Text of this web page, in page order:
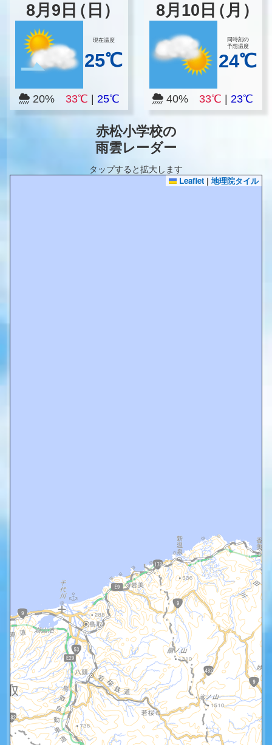
8月 9 日（日）
現在温度
25℃
20% 33℃ 25℃
8月 10 日（月）
同時刻の
予想温度
24℃
40%33℃ |23℃
赤松小学校の
雨雲レーダー
タップすると拡大します
Leaflet | 地理院タイル